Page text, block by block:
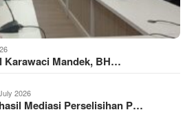
Karawaci Mandek, BH…
2026
Mediasi Perselisihan P…